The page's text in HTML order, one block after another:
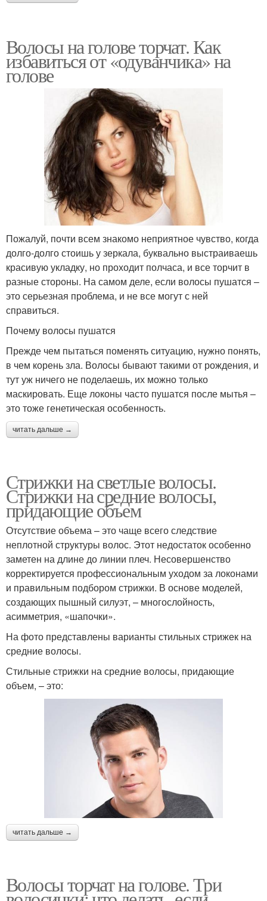
Волосы на голове торчат. Как
избавиться от «одуванчика» на
голове
Пожалуй, почти всем знакомо неприятное чувство, когда
долго-долго стоишь у зеркала, буквально выстраиваешь
красивую укладку, но проходит полчаса, и все торчит в
разные стороны. На самом деле, если волосы пушатся –
это серьезная проблема, и не все могут с ней
справиться.
Почему волосы пушатся
Прежде чем пытаться поменять ситуацию, нужно понять,
в чем корень зла. Волосы бывают такими от рождения, и
тут уж ничего не поделаешь, их можно только
маскировать. Еще локоны часто пушатся после мытья –
это тоже генетическая особенность.
читать дальше →
Стрижки на светлые волосы.
Стрижки на средние волосы,
придающие объем
Отсутствие объема – это чаще всего следствие
неплотной структуры волос. Этот недостаток особенно
заметен на длине до линии плеч. Несовершенство
корректируется профессиональным уходом за локонами
и правильным подбором стрижки. В основе моделей,
создающих пышный силуэт, – многослойность,
асимметрия, «шапочки».
На фото представлены варианты стильных стрижек на
средние волосы.
Стильные стрижки на средние волосы, придающие
объем, – это:
читать дальше →
Волосы торчат на голове. Три